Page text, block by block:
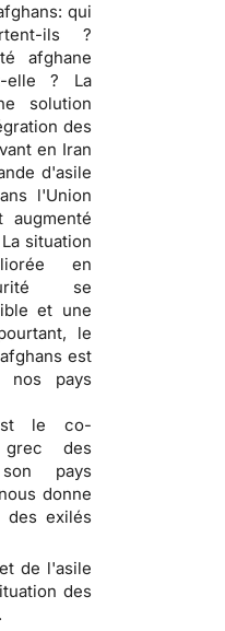
qui
ils ?
afghane
elle ? La
solution
des
en Iran
d'asile
l'Union
augmenté
situation
en
se
et une
le
est
nos pays
le co-
des
pays
donne
des exilés
de l'asile
des